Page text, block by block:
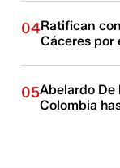
04Ratifican
Cáceres por
05Abelardo De
Colombia